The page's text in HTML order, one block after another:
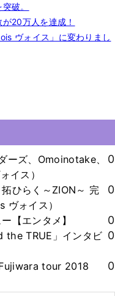
破。
20万人を達成！
ヴォイス」に変わりまし
ーズ、Omoinotake、
イス）
0
拓ひらく～ZION～ 完
ォイス）
0
【エンタメ】
0
the TRUE」インタビ 0
Fujiwara tour 2018
0